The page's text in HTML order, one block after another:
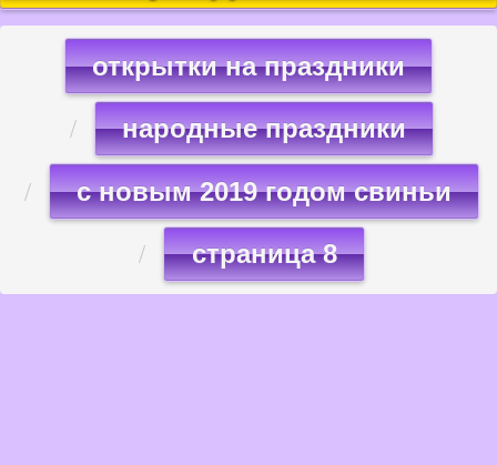
открытки на праздники
народные праздники
с новым 2019 годом свиньи
страница 8